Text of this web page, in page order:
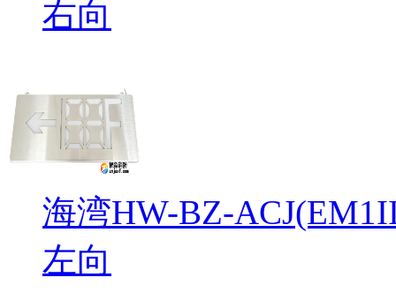
右向
海湾HW-BZ-
左向